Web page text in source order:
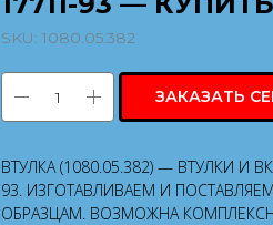
SKU: 1080.05.382
ЗАКАЗАТЬ
ВТУЛКА (1080.05.382) — ВТУЛКИ И
93. ИЗГОТАВЛИВАЕМ И
ОБРАЗЦАМ. ВОЗМОЖНА